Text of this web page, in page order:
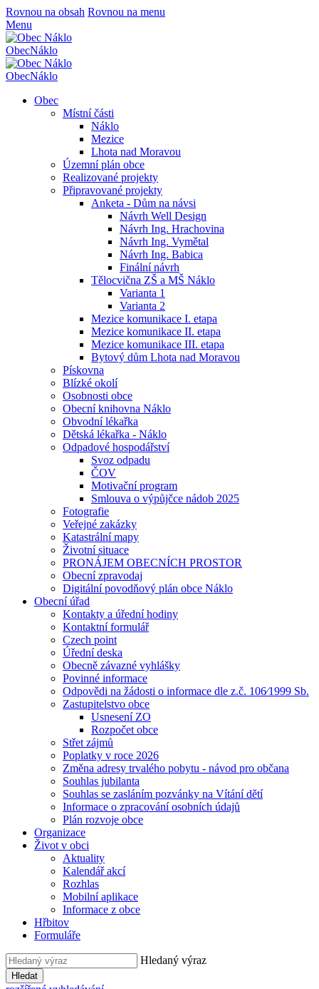
Rovnou na obsah Rovnou na menu
Menu
ObecNáklo
ObecNáklo
Obec
Místní části
Náklo
Mezice
Lhota nad Moravou
Územní plán obce
Realizované projekty
Připravované projekty
Anketa - Dům na návsi
Návrh Well Design
Návrh Ing. Hrachovina
Návrh Ing. Vymětal
Návrh Ing. Babica
Finální návrh
Tělocvična ZŠ a MŠ Náklo
Varianta 1
Varianta 2
Mezice komunikace I. etapa
Mezice komunikace II. etapa
Mezice komunikace III. etapa
Bytový dům Lhota nad Moravou
Pískovna
Blízké okolí
Osobnosti obce
Obecní knihovna Náklo
Obvodní lékařka
Dětská lékařka - Náklo
Odpadové hospodářství
Svoz odpadu
ČOV
Motivační program
Smlouva o výpůjčce nádob 2025
Fotografie
Veřejné zakázky
Katastrální mapy
Životní situace
PRONÁJEM OBECNÍCH PROSTOR
Obecní zpravodaj
Digitální povodňový plán obce Náklo
Obecní úřad
Kontakty a úřední hodiny
Kontaktní formulář
Czech point
Úřední deska
Obecně závazné vyhlášky
Povinné informace
Odpovědi na žádosti o informace dle z.č. 106⁄1999 Sb.
Zastupitelstvo obce
Usnesení ZO
Rozpočet obce
Střet zájmů
Poplatky v roce 2026
Změna adresy trvalého pobytu - návod pro občana
Souhlas jubilanta
Souhlas se zasláním pozvánky na Vítání dětí
Informace o zpracování osobních údajů
Plán rozvoje obce
Organizace
Život v obci
Aktuality
Kalendář akcí
Rozhlas
Mobilní aplikace
Informace z obce
Hřbitov
Formuláře
Hledaný výraz
Hledat